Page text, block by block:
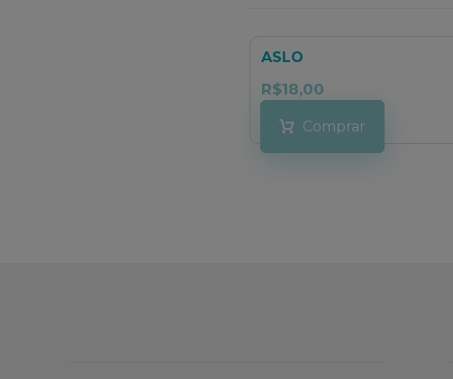
ASLO
R$18,00
Comprar